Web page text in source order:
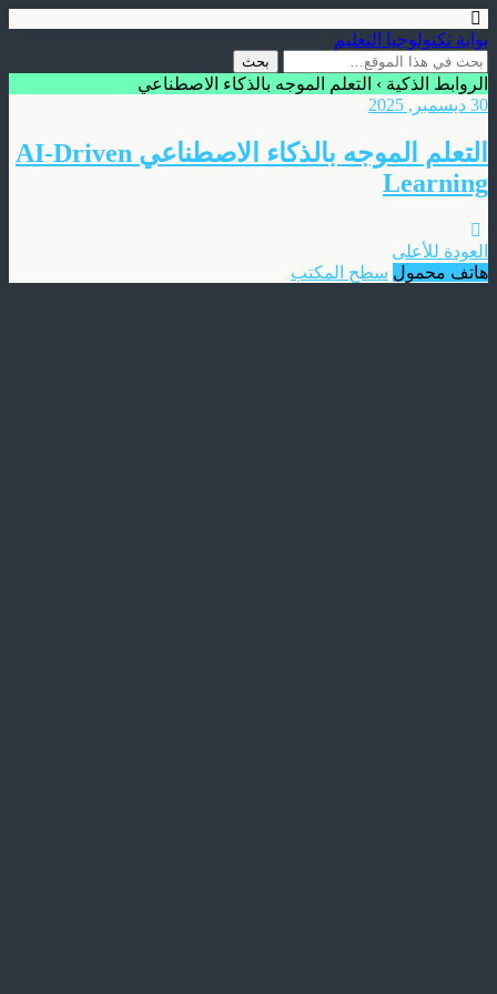
بوابة تكنولوجيا التعليم
الروابط الذكية › التعلم الموجه بالذكاء الاصطناعي
30 ديسمبر, 2025
التعلم الموجه بالذكاء الاصطناعي AI‑Driven
Learning
العودة للأعلى
هاتف محمول سطح المكتب